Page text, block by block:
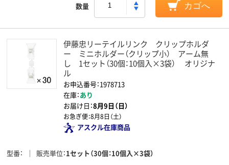
数量 カゴへ
伊藤忠リーテイルリンク クリップホルダ
ー ミニホルダー（クリップ小） アーム無
し 1セット（30個：10個入×3袋） オリジナ
ル
お申込番号：1978713
在庫：あり
お届け日：8月9日（日）
お急ぎ便：8月8日（土）
アスクル在庫商品
型番 販売単位 1セット（30個：10個入×3袋）